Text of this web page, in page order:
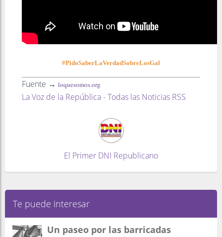
#PidoSaberLaVerdadSobreLosGal
Fuente → loquesomos.org
La Voz de la República - Todas las Noticias RSS
El Primer DNI Republicano
Te puede interesar
Un paseo por las barricadas